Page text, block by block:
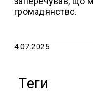
громадянство.
4.07.2025
Теги